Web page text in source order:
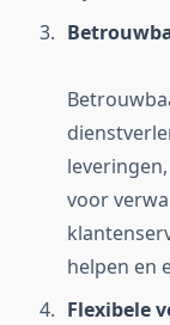
voor
helpen en
Flexibele